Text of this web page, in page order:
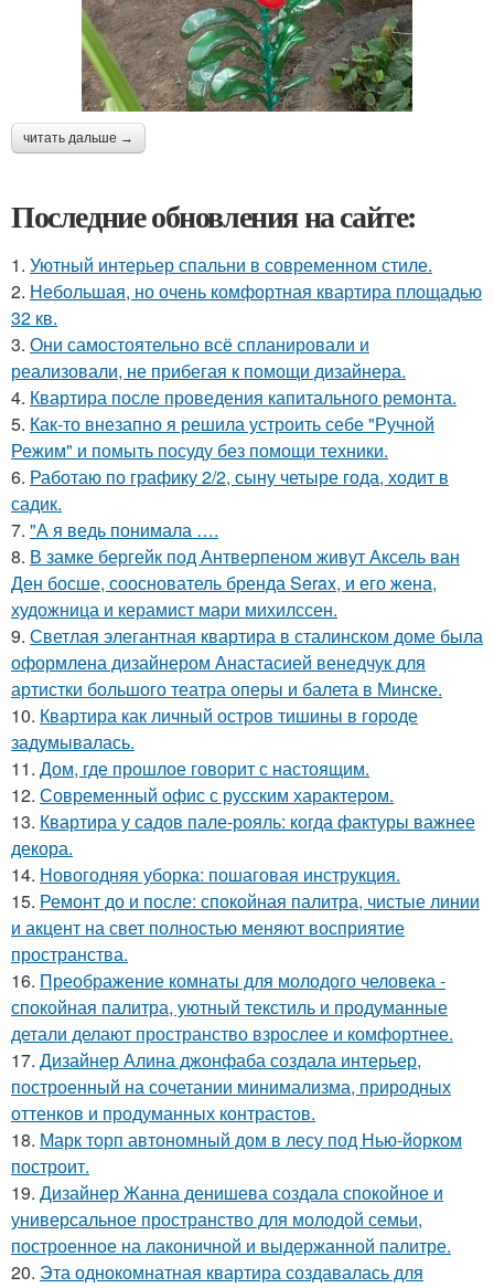
читать дальше →
Последние обновления на сайте:
1. Уютный интерьер спальни в современном стиле.
2. Небольшая, но очень комфортная квартира площадью
32 кв.
3. Они самостоятельно всё спланировали и
реализовали, не прибегая к помощи дизайнера.
4. Квартира после проведения капитального ремонта.
5. Как-то внезапно я решила устроить себе "Ручной
Режим" и помыть посуду без помощи техники.
6. Работаю по графику 2/2, сыну четыре года, ходит в
садик.
7. "А я ведь понимала ….
8. В замке бергейк под Антверпеном живут Аксель ван
Ден босше, сооснователь бренда Serax, и его жена,
художница и керамист мари михилссен.
9. Светлая элегантная квартира в сталинском доме была
оформлена дизайнером Анастасией венедчук для
артистки большого театра оперы и балета в Минске.
10. Квартира как личный остров тишины в городе
задумывалась.
11. Дом, где прошлое говорит с настоящим.
12. Современный офис с русским характером.
13. Квартира у садов пале-рояль: когда фактуры важнее
декора.
14. Новогодняя уборка: пошаговая инструкция.
15. Ремонт до и после: спокойная палитра, чистые линии
и акцент на свет полностью меняют восприятие
пространства.
16. Преображение комнаты для молодого человека -
спокойная палитра, уютный текстиль и продуманные
детали делают пространство взрослее и комфортнее.
17. Дизайнер Алина джонфаба создала интерьер,
построенный на сочетании минимализма, природных
оттенков и продуманных контрастов.
18. Марк торп автономный дом в лесу под Нью-йорком
построит.
19. Дизайнер Жанна денишева создала спокойное и
универсальное пространство для молодой семьи,
построенное на лаконичной и выдержанной палитре.
20. Эта однокомнатная квартира создавалась для